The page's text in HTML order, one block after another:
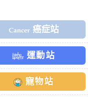
癌症站
運動站
寵物站